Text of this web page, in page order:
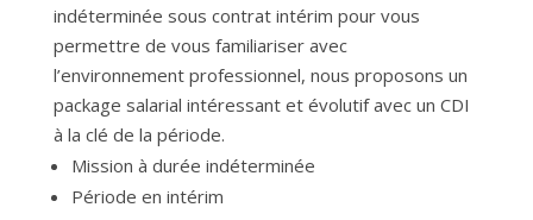
indéterminée sous contrat intérim pour vous
permettre de vous familiariser avec
l’environnement professionnel, nous proposons un
package salarial intéressant et évolutif avec un CDI
à la clé de la période.
Mission à durée indéterminée
Période en intérim